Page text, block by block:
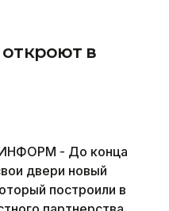
откроют в
- До конца
двери новый
построили в